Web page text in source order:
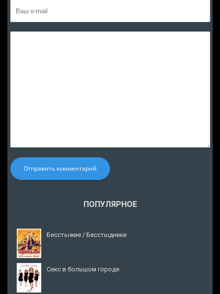
Отправить комментарий
ПОПУЛЯРНОЕ
Бесстыжие / Бесстыдники
Секс в большом городе